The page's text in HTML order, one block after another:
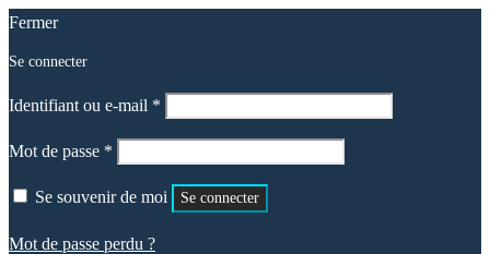
Fermer
Se connecter
Identifiant ou e-mail *
Mot de passe *
Se souvenir de moi Se connecter
Mot de passe perdu ?